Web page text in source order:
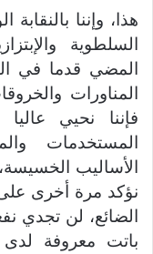
هذا، وإننا
السلطوية
المضي قدما في
المناورات
فإننا نحيي
المستخدمات
الأساليب
نؤكد مرة أخرى
الضائع، لن تجدي
باتت معروفة